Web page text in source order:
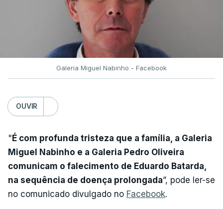
Galeria Miguel Nabinho - Facebook
OUVIR
"É com profunda tristeza que a família, a Galeria
Miguel Nabinho e a Galeria Pedro Oliveira
comunicam o falecimento de Eduardo Batarda,
na sequência de doença prolongada”, pode ler-se
no comunicado divulgado no Facebook.